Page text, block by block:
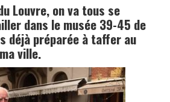
Louvre, on va tous se
dans le musée 39-45 de
déjà préparée à taffer au
ville.